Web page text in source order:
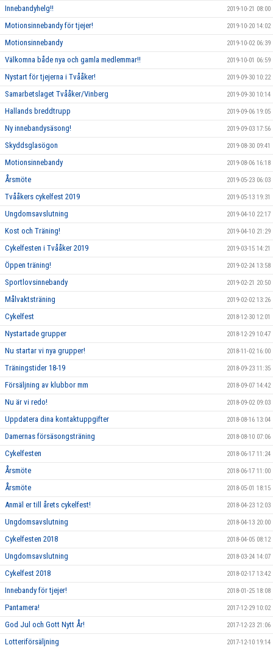
Innebandyhelg!! 2019-10-21 08:00
Motionsinnebandy för tjejer! 2019-10-20 14:02
Motionsinnebandy 2019-10-02 06:39
Välkomna både nya och gamla medlemmar!! 2019-10-01 06:59
Nystart för tjejerna i Tvååker! 2019-09-30 10:22
Samarbetslaget Tvååker/Vinberg 2019-09-30 10:14
Hallands breddtrupp 2019-09-06 19:05
Ny innebandysäsong! 2019-09-03 17:56
Skyddsglasögon 2019-08-30 09:41
Motionsinnebandy 2019-08-06 16:18
Årsmöte 2019-05-23 06:03
Tvååkers cykelfest 2019 2019-05-13 19:31
Ungdomsavslutning 2019-04-10 22:17
Kost och Träning! 2019-04-10 21:29
Cykelfesten i Tvååker 2019 2019-03-15 14:21
Öppen träning! 2019-02-24 13:58
Sportlovsinnebandy 2019-02-21 20:50
Målvaktsträning 2019-02-02 13:26
Cykelfest 2018-12-30 12:01
Nystartade grupper 2018-12-29 10:47
Nu startar vi nya grupper! 2018-11-02 16:00
Träningstider 18-19 2018-09-23 11:35
Försäljning av klubbor mm 2018-09-07 14:42
Nu är vi redo! 2018-09-02 09:03
Uppdatera dina kontaktuppgifter 2018-08-16 13:04
Damernas försäsongsträning 2018-08-10 07:06
Cykelfesten 2018-06-17 11:24
Årsmöte 2018-06-17 11:00
Årsmöte 2018-05-01 18:15
Anmäl er till årets cykelfest! 2018-04-23 12:03
Ungdomsavslutning 2018-04-13 20:00
Cykelfesten 2018 2018-04-05 08:12
Ungdomsavslutning 2018-03-24 14:07
Cykelfest 2018 2018-02-17 13:42
Innebandy för tjejer! 2018-01-25 18:08
Pantamera! 2017-12-29 10:02
God Jul och Gott Nytt År! 2017-12-23 21:06
Lotteriförsäljning 2017-12-10 19:14